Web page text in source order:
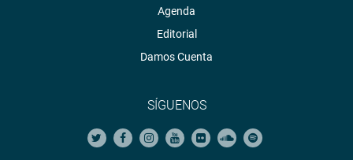
Agenda
Editorial
Damos Cuenta
SÍGUENOS